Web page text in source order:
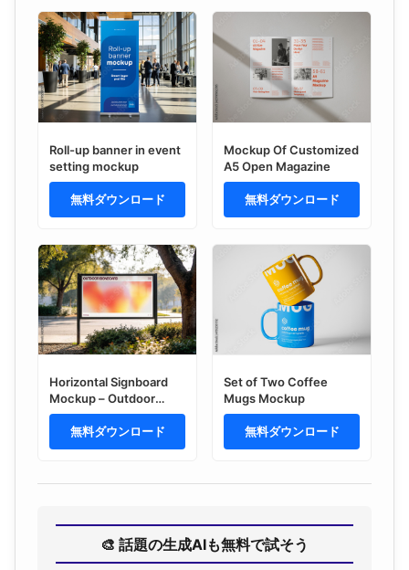
Roll-up banner in event
setting mockup
無料ダウンロード
Mockup Of Customized
A5 Open Magazine
無料ダウンロード
Horizontal Signboard
Mockup – Outdoor
Branding Presentation
(PSD)無料ダウンロード
Set of Two Coffee
Mugs Mockup
無料ダウンロード
🎨 話題の生成AIも無料で試そう